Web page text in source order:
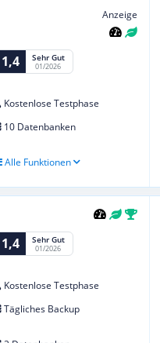
Anzeige
1,4 Sehr Gut
01/2026
Kostenlose Testphase
10 Datenbanken
Alle Funktionen
1,4 Sehr Gut
01/2026
Kostenlose Testphase
Tägliches Backup